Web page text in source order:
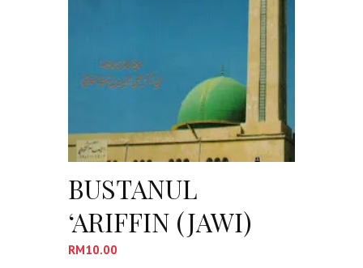
BUSTANUL
‘ARIFFIN (JAWI)
RM10.00